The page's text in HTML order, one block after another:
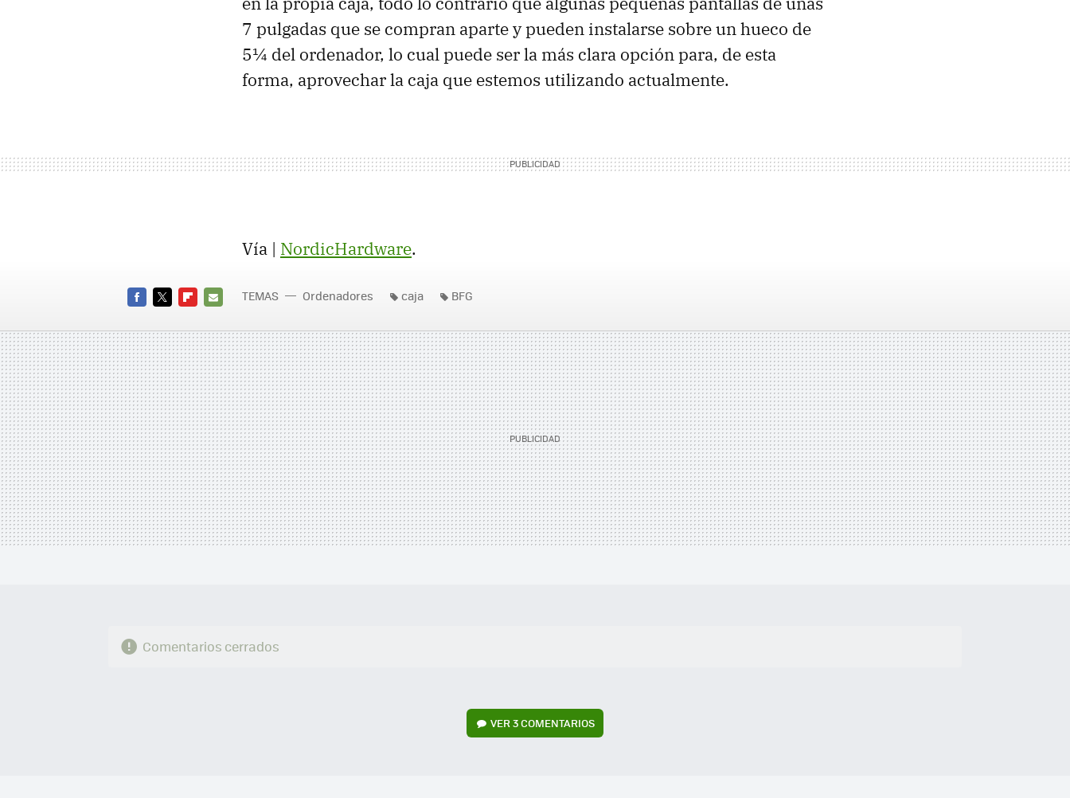
7 pulgadas que se compran aparte y pueden instalarse sobre un hueco de
5¼ del ordenador, lo cual puede ser la más clara opción para, de esta
forma, aprovechar la caja que estemos utilizando actualmente.
Vía | NordicHardware.
MAIL
TEMAS Ordenadores caja BFG
Comentarios cerrados
VER3 COMENTARIOS